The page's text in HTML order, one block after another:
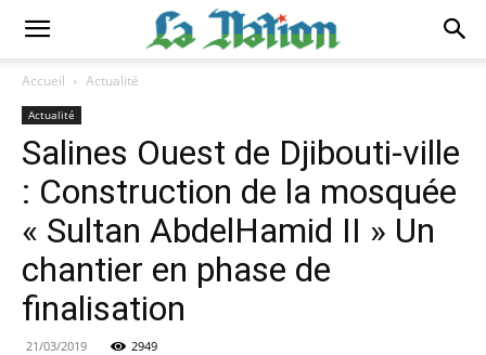
Accueil Actualité
Actualité
Salines Ouest de Djibouti-ville
: Construction de la mosquée
« Sultan AbdelHamid II » Un
chantier en phase de
finalisation
21/03/2019 2949